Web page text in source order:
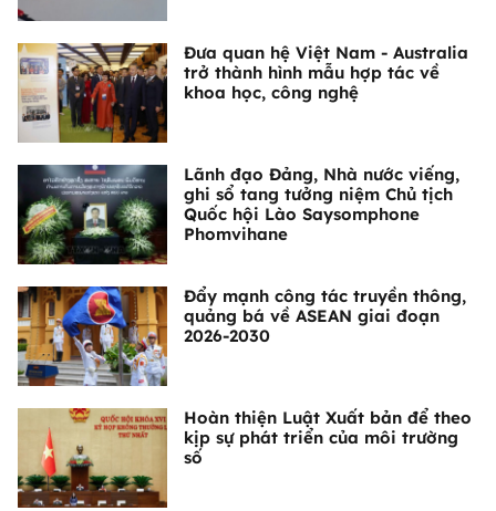
Đưa quan hệ Việt Nam - Australia
trở thành hình mẫu hợp tác về
khoa học, công nghệ
Lãnh đạo Đảng, Nhà nước viếng,
ghi sổ tang tưởng niệm Chủ tịch
Quốc hội Lào Saysomphone
Phomvihane
Đẩy mạnh công tác truyền thông,
quảng bá về ASEAN giai đoạn
2026-2030
Hoàn thiện Luật Xuất bản để theo
kịp sự phát triển của môi trường
số